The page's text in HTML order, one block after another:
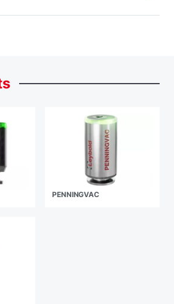
PENNINGVAC